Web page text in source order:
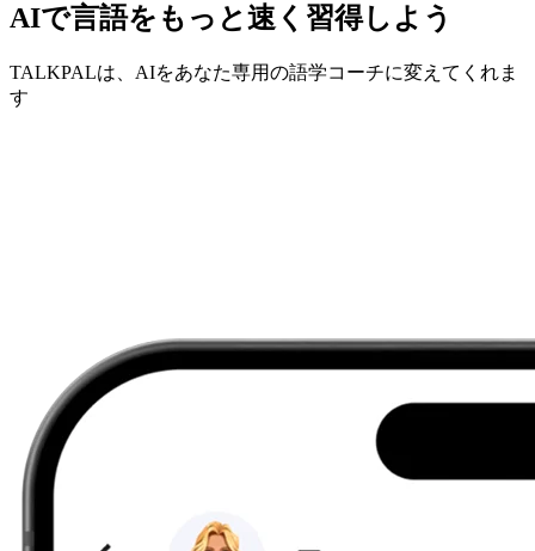
AIで言語をもっと速く習得しよう
TALKPALは、AIをあなた専用の語学コーチに変えてくれま
す